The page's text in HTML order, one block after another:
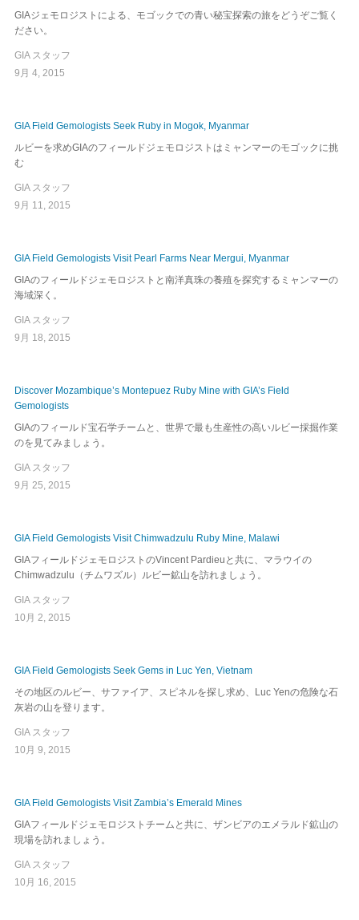
GIAジェモロジストによる、モゴックでの青い秘宝探索の旅をどうぞご覧く
ださい。
GIA スタッフ
9月 4, 2015
GIA Field Gemologists Seek Ruby in Mogok, Myanmar
ルビーを求めGIAのフィールドジェモロジストはミャンマーのモゴックに挑
む
GIA スタッフ
9月 11, 2015
GIA Field Gemologists Visit Pearl Farms Near Mergui, Myanmar
GIAのフィールドジェモロジストと南洋真珠の養殖を探究するミャンマーの
海域深く。
GIA スタッフ
9月 18, 2015
Discover Mozambique’s Montepuez Ruby Mine with GIA’s Field
Gemologists
GIAのフィールド宝石学チームと、世界で最も生産性の高いルビー採掘作業
のを見てみましょう。
GIA スタッフ
9月 25, 2015
GIA Field Gemologists Visit Chimwadzulu Ruby Mine, Malawi
GIAフィールドジェモロジストのVincent Pardieuと共に、マラウイの
Chimwadzulu（チムワズル）ルビー鉱山を訪れましょう。
GIA スタッフ
10月 2, 2015
GIA Field Gemologists Seek Gems in Luc Yen, Vietnam
その地区のルビー、サファイア、スピネルを探し求め、Luc Yenの危険な石
灰岩の山を登ります。
GIA スタッフ
10月 9, 2015
GIA Field Gemologists Visit Zambia’s Emerald Mines
GIAフィールドジェモロジストチームと共に、ザンビアのエメラルド鉱山の
現場を訪れましょう。
GIA スタッフ
10月 16, 2015